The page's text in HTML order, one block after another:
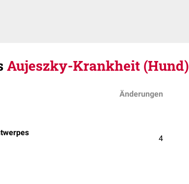
Aujeszky-Krankheit (Hund)
Änderungen
4